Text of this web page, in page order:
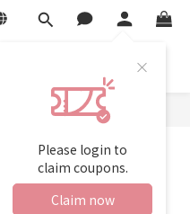
Please login to
claim coupons.
Claim now